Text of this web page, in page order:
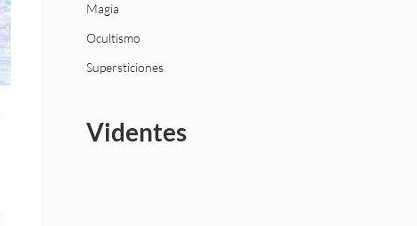
Magia
Ocultismo
Supersticiones
Videntes